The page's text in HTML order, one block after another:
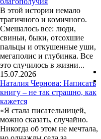
В этой истории немало
трагичного и комичного.
Смешалось все: люди,
свиньи, быки, отсохшие
пальцы и откушенные уши,
мегаполис и глубинка. Все
это случилось в жизни...
15.07.2026
Наталия Чернова: Написать
книгу – не так страшно, как
кажется
«Я стала писательницей,
можно сказать, случайно.
Никогда об этом не мечтала,